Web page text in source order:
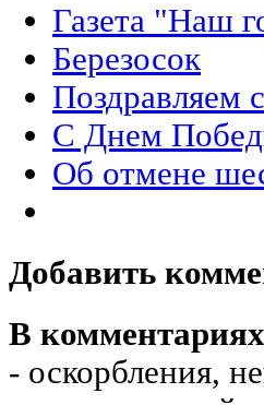
Газета "Наш
Березосок
Поздравляем
С Днем
Об отмене
Добавить
В
- оскорбления,